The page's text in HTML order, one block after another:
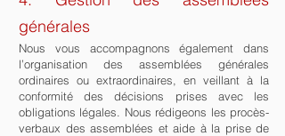
générales
Nous vous accompagnons également dans
l’organisation des assemblées générales
ordinaires ou extraordinaires, en veillant à la
conformité des décisions prises avec les
obligations légales. Nous rédigeons les procès-
verbaux des assemblées et aide à la prise de